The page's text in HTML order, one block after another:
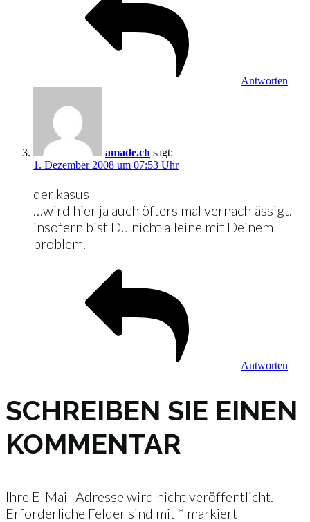
Antworten
amade.ch sagt:
1. Dezember 2008 um 07:53 Uhr
der kasus
…wird hier ja auch öfters mal vernachlässigt.
insofern bist Du nicht alleine mit Deinem
problem.
Antworten
SCHREIBEN SIE EINEN
KOMMENTAR
Ihre E-Mail-Adresse wird nicht veröffentlicht.
Erforderliche Felder sind mit * markiert